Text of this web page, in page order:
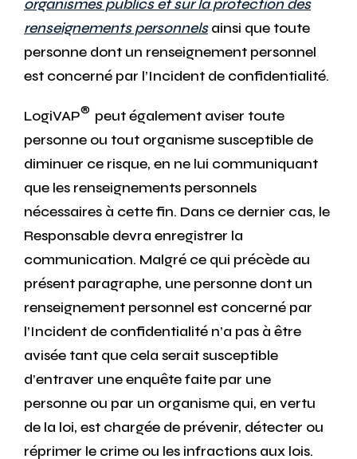
organismes publics et sur la protection des
renseignements personnelsainsi que toute
personne dont un renseignement personnel
est concerné par l’Incident de confidentialité.
LogiVAP® peut également aviser toute
personne ou tout organisme susceptible de
diminuer ce risque, en ne lui communiquant
que les renseignements personnels
nécessaires à cette fin. Dans ce dernier cas, le
Responsable devra enregistrer la
communication. Malgré ce qui précède au
présent paragraphe, une personne dont un
renseignement personnel est concerné par
l’Incident de confidentialité n’a pas à être
avisée tant que cela serait susceptible
d’entraver une enquête faite par une
personne ou par un organisme qui, en vertu
de la loi, est chargée de prévenir, détecter ou
réprimer le crime ou les infractions aux lois.